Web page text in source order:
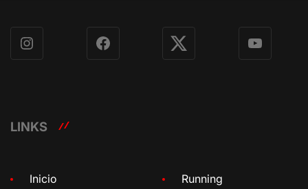
Instagram Facebook X YouTube
LINKS
Inicio Running